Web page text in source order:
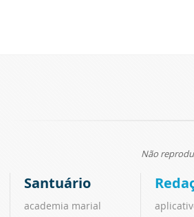
Não
Santuário
academia marial